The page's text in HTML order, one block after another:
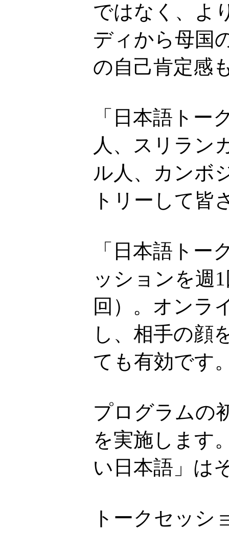
ではなく、よ
ディから母国
の自己肯定感
「日本語ト
人、スリラン
ル人、カンボ
トリーして皆
「日本語トー
ッションを週
回）。オンラ
し、相手の顔
ても有効です
プログラムの
を実施します
い日本語」は
トークセッシ